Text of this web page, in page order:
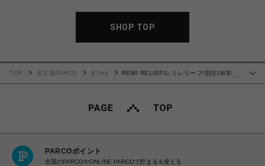
SHOP TOP
…
TOP 名古屋PARCO B'2nd
REMI RELIEF/レミレリーフ/別注LW加工
PARCOポイント
全国のPARCOやONLINE PARCOで貯まる＆使える